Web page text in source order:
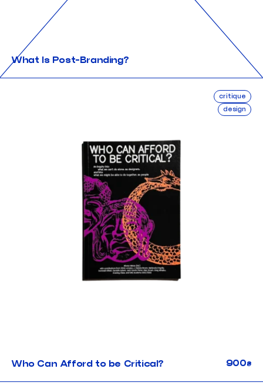
What Is Post-Branding?
critique
design
Who Can Afford to be Critical? 900₴